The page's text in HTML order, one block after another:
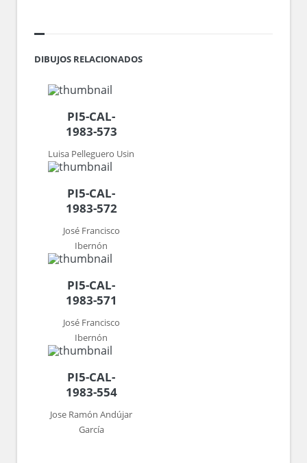
DIBUJOS RELACIONADOS
PI5-CAL-
1983-573
Luisa Pelleguero Usin
PI5-CAL-
1983-572
José Francisco
Ibernón
PI5-CAL-
1983-571
José Francisco
Ibernón
PI5-CAL-
1983-554
Jose Ramón Andújar
García